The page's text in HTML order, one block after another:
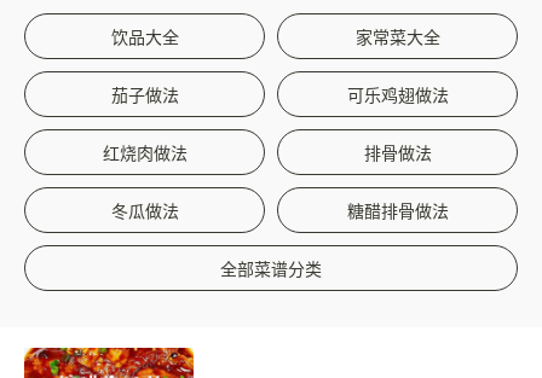
饮品大全 家常菜大全
茄子做法 可乐鸡翅做法
红烧肉做法 排骨做法
冬瓜做法 糖醋排骨做法
全部菜谱分类